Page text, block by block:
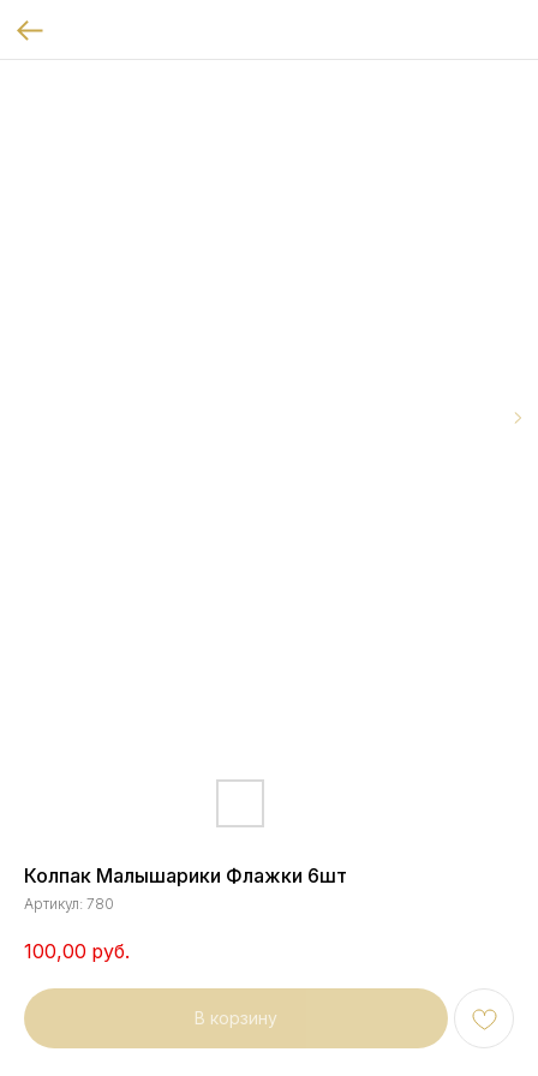
Колпак Малышарики Флажки 6шт
Артикул: 780
100,00 руб.
В корзину